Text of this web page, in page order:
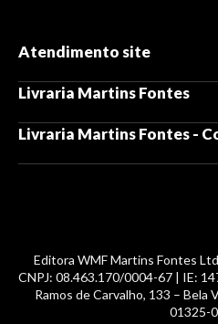
Atendimento site
Livraria Martins Fontes
Livraria Martins Fontes -
Editora WMF Martins Fontes
CNPJ: 08.463.170/0004-67 | IE:
Ramos de Carvalho, 133 – Bela
01325-